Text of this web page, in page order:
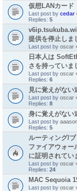
仮想LANカード
Last post by cedar
Replies: 5
提供を停止しま
Last post by oscar
日本人は
さを持っていま
Last post by oscar
Replies: 6
見に覚えがない
Last post by oscar
Replies: 8
身に覚えがない
Last post by
Replies: 5
ルーティング/
ファイアウォー
に証明されてい
Last post by oscar
Replies: 24
MAC Sequoia
Last post by oscar